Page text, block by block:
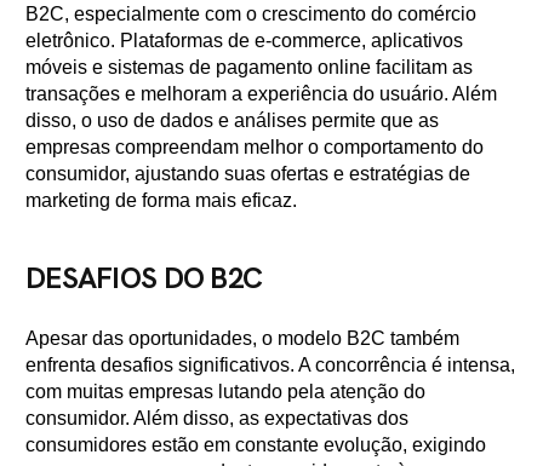
B2C, especialmente com o crescimento do comércio
eletrônico. Plataformas de e-commerce, aplicativos
móveis e sistemas de pagamento online facilitam as
transações e melhoram a experiência do usuário. Além
disso, o uso de dados e análises permite que as
empresas compreendam melhor o comportamento do
consumidor, ajustando suas ofertas e estratégias de
marketing de forma mais eficaz.
DESAFIOS DO B2C
Apesar das oportunidades, o modelo B2C também
enfrenta desafios significativos. A concorrência é intensa,
com muitas empresas lutando pela atenção do
consumidor. Além disso, as expectativas dos
consumidores estão em constante evolução, exigindo